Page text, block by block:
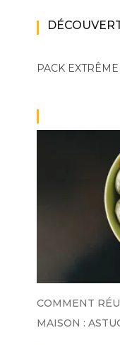
PACK EXTRÊME
COMMENT
MAISON :